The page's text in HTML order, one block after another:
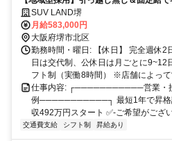
30代活躍中✨賞与年4回❗✨年間休日120
SUV LAND堺
月給583,000円
大阪府堺市北区
勤務時間・曜日: 【休日】 完全週休
日は交代制、公休日は月ごとに9~12
フト制（実働8時間） ※店舗によっ
仕事内容: ┌───────────営業・
例───────────┐ 最短1年で昇格
収492万円スタート ✅-ご希望がござ
交通費支給 シフト制 昇給あり